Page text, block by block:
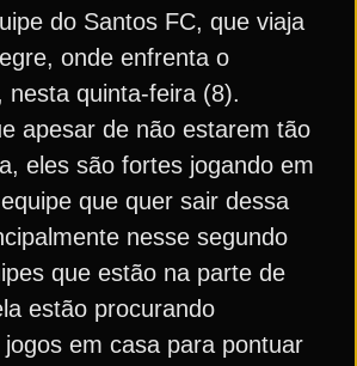
do Santos FC, que viaja
onde enfrenta o
nesta quinta-feira (8).
apesar de não estarem tão
eles são fortes jogando em
que quer sair dessa
nesse segundo
que estão na parte de
estão procurando
em casa para pontuar